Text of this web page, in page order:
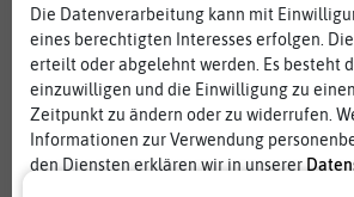
Die Datenverarbeitung kann mit
eines berechtigten Interesses erfolgen.
erteilt oder abgelehnt werden. Es besteht
einzuwilligen und die Einwilligung zu
Zeitpunkt zu ändern oder zu widerrufen.
Informationen zur Verwendung
den Diensten erklären wir in unserer